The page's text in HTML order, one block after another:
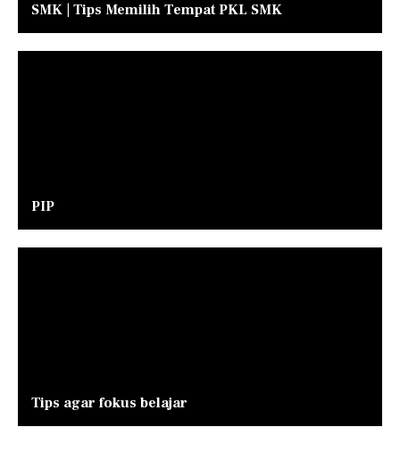
SMK | Tips Memilih Tempat PKL SMK
PIP
Tips agar fokus belajar